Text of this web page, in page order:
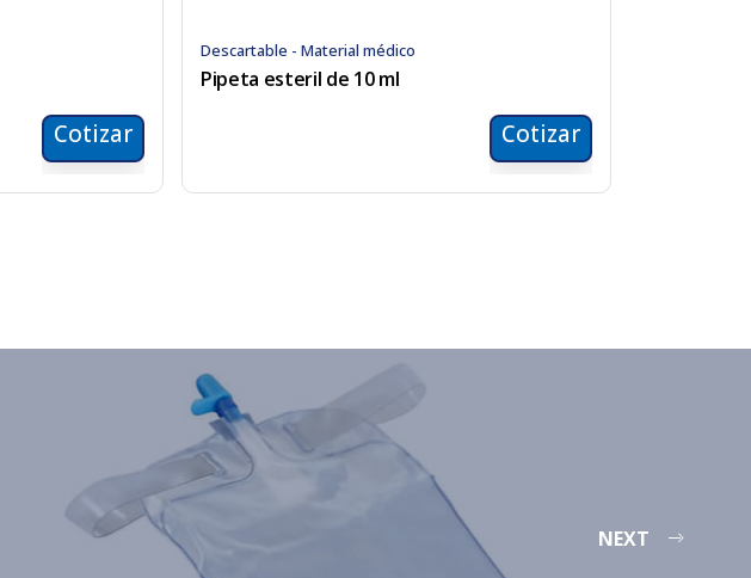
Cotizar
Descartable - Material médico
Pipeta esteril de 10 ml
Cotizar
NEXT